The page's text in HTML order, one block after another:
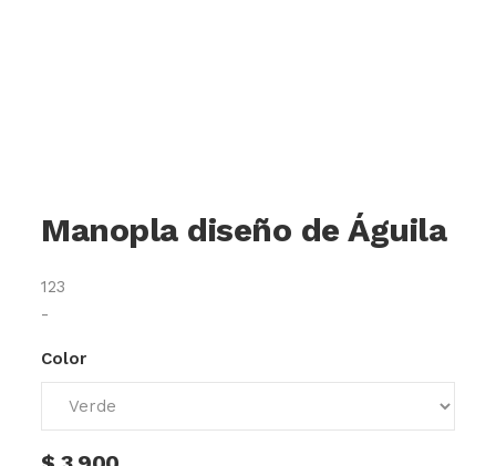
Manopla diseño de Águila
123
-
Color